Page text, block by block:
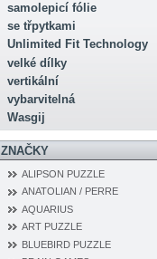
samolepicí fólie
se třpytkami
Unlimited Fit Technology
velké dílky
vertikální
vybarvitelná
Wasgij
ZNAČKY
ALIPSON PUZZLE
ANATOLIAN / PERRE
AQUARIUS
ART PUZZLE
BLUEBIRD PUZZLE